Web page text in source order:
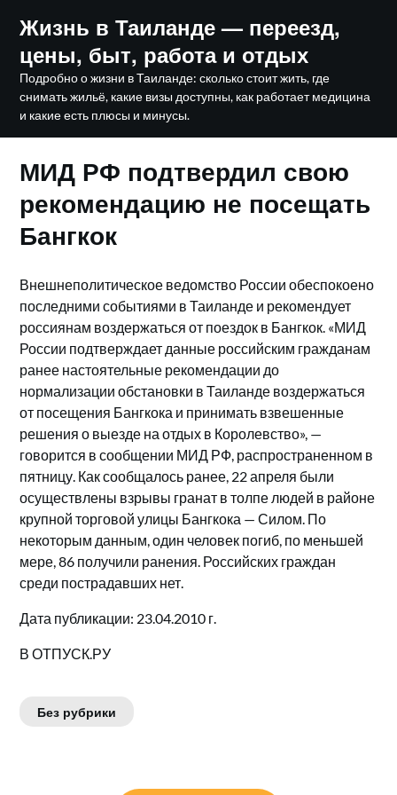
content
Жизнь в Таиланде — переезд,
цены, быт, работа и отдых
Подробно о жизни в Таиланде: сколько стоит жить, где
снимать жильё, какие визы доступны, как работает медицина
и какие есть плюсы и минусы.
МИД РФ подтвердил свою
рекомендацию не посещать
Бангкок
Внешнеполитическое ведомство России обеспокоено
последними событиями в Таиланде и рекомендует
россиянам воздержаться от поездок в Бангкок. «МИД
России подтверждает данные российским гражданам
ранее настоятельные рекомендации до
нормализации обстановки в Таиланде воздержаться
от посещения Бангкока и принимать взвешенные
решения о выезде на отдых в Королевство», —
говорится в сообщении МИД РФ, распространенном в
пятницу. Как сообщалось ранее, 22 апреля были
осуществлены взрывы гранат в толпе людей в районе
крупной торговой улицы Бангкока — Силом. По
некоторым данным, один человек погиб, по меньшей
мере, 86 получили ранения. Российских граждан
среди пострадавших нет.
Дата публикации: 23.04.2010 г.
В ОТПУСК.РУ
Без рубрики